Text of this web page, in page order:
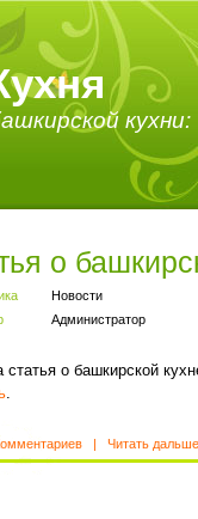
о
Новости
Администратор
статья о башкирской
.
| Читать дальше